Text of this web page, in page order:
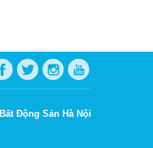
Bất Động Sản Hà Nội